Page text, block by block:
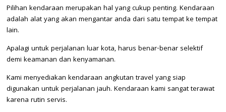
Pilihan kendaraan merupakan hal yang cukup penting. Kendaraan
adalah alat yang akan mengantar anda dari satu tempat ke tempat
lain.
Apalagi untuk perjalanan luar kota, harus benar-benar selektif
demi keamanan dan kenyamanan.
Kami menyediakan kendaraan angkutan travel yang siap
digunakan untuk perjalanan jauh. Kendaraan kami sangat terawat
karena rutin servis.